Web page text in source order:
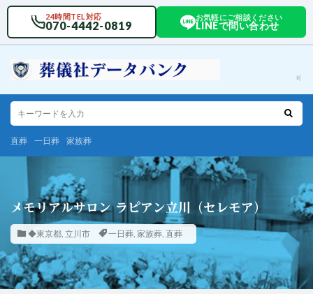
24時間TEL対応
070-4442-0819
お気軽にご相談ください
LINEで問い合わせ
直葬 一日葬 家族葬
メモリアルサロン ラピアン立川（セレモア）
◆東京都, 立川市 一日葬, 家族葬, 直葬